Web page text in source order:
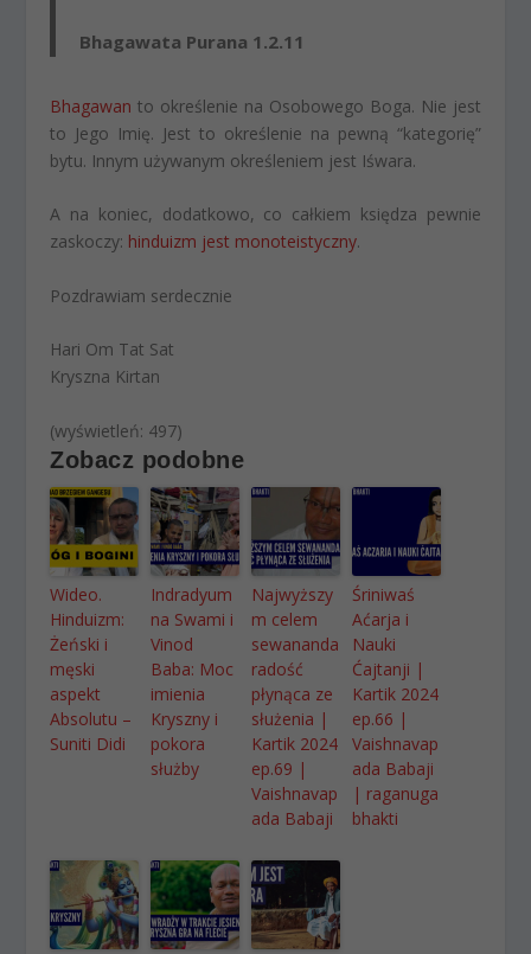
Bhagawata Purana 1.2.11
Bhagawan to określenie na Osobowego Boga. Nie jest
to Jego Imię. Jest to określenie na pewną “kategorię”
bytu. Innym używanym określeniem jest Iśwara.
A na koniec, dodatkowo, co całkiem księdza pewnie
zaskoczy: hinduizm jest monoteistyczny.
Pozdrawiam serdecznie
Hari Om Tat Sat
Kryszna Kirtan
(wyświetleń: 497)
Zobacz podobne
Wideo.
Hinduizm:
Żeński i
męski
aspekt
Absolutu –
Suniti Didi
Indradyum
na Swami i
Vinod
Baba: Moc
imienia
Kryszny i
pokora
służby
Najwyższy
m celem
sewananda
radość
płynąca ze
służenia |
Kartik 2024
ep.69 |
Vaishnavap
ada Babaji
Śriniwaś
Aćarja i
Nauki
Ćajtanji |
Kartik 2024
ep.66 |
Vaishnavap
ada Babaji
| raganuga
bhakti